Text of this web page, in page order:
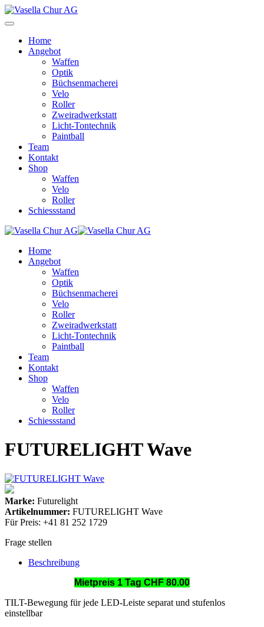
Home
Angebot
Waffen
Optik
Büchsenmacherei
Velo
Roller
Zweiradwerkstatt
Licht-Tontechnik
Paintball
Team
Kontakt
Shop
Waffen
Velo
Roller
Schiessstand
Home
Angebot
Waffen
Optik
Büchsenmacherei
Velo
Roller
Zweiradwerkstatt
Licht-Tontechnik
Paintball
Team
Kontakt
Shop
Waffen
Velo
Roller
Schiessstand
FUTURELIGHT Wave
Marke: Futurelight
Artikelnummer: FUTURELIGHT Wave
Für Preis: +41 81 252 1729
Frage stellen
Beschreibung
Mietpreis 1 Tag CHF 80.00
TILT-Bewegung für jede LED-Leiste separat und stufenlos
einstellbar